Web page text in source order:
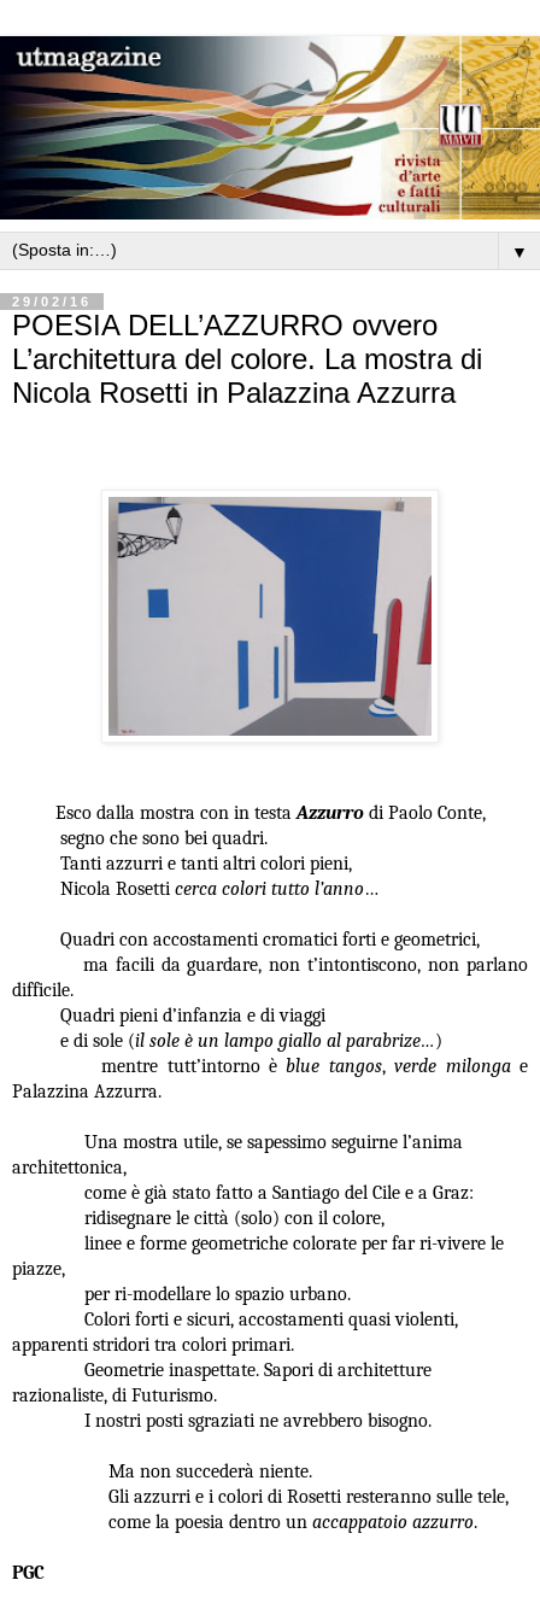
▼
29/02/16
POESIA DELL’AZZURRO ovvero
L’architettura del colore. La mostra di
Nicola Rosetti in Palazzina Azzurra
Esco dalla mostra con in testaAzzurro di Paolo Conte,
segno che sono bei quadri.
Tanti azzurri e tanti altri colori pieni,
Nicola Rosetti cerca colori tutto l’anno…
Quadri con accostamenti cromatici forti e geometrici,
ma facili da guardare, non t’intontiscono, non parlano
difficile.
Quadri pieni d’infanzia e di viaggi
e di sole (il sole è un lampo giallo al parabrize…)
mentre tutt’intorno èblue tangos,verde milongae
Palazzina Azzurra.
Una mostra utile, se sapessimo seguirne l’anima
architettonica,
come è già stato fatto a Santiago del Cile e a Graz:
ridisegnare le città (solo) con il colore,
linee e forme geometriche colorate per far ri-vivere le
piazze,
per ri-modellare lo spazio urbano.
Colori forti e sicuri, accostamenti quasi violenti,
apparenti stridori tra colori primari.
Geometrie inaspettate. Sapori di architetture
razionaliste, di Futurismo.
I nostri posti sgraziati ne avrebbero bisogno.
Ma non succederà niente.
Gli azzurri e i colori di Rosetti resteranno sulle tele,
come la poesia dentro un accappatoio azzurro.
PGC